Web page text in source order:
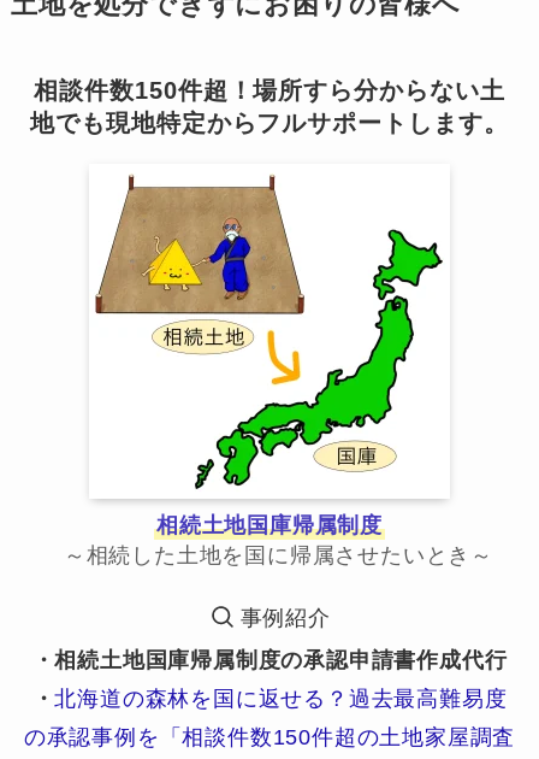
相談件数150件超！場所すら分からない土
地でも現地特定からフルサポートします。
相続土地国庫帰属制度
～相続した土地を国に帰属させたいとき～
事例紹介
・相続土地国庫帰属制度の承認申請書作成代行
・北海道の森林を国に返せる？過去最高難易度
の承認事例を「相談件数150件超の土地家屋調査